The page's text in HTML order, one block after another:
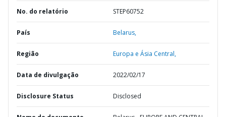
No. do relatório STEP60752
País Belarus,
Região Europa e Ásia Central,
Data de divulgação 2022/02/17
Disclosure Status Disclosed